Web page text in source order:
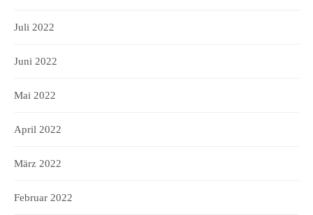
Juli 2022
Juni 2022
Mai 2022
April 2022
März 2022
Februar 2022